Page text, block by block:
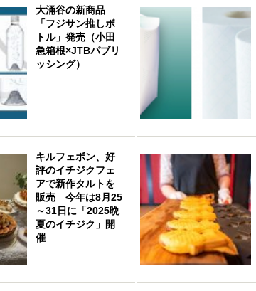
大涌谷の新商品
「フジサン推しボ
トル」発売（小田
急箱根×JTBパブリ
ッシング）
キルフェボン、好
評のイチジクフェ
アで新作タルトを
販売 今年は8月25
～31日に「2025晩
夏のイチジク」開
催